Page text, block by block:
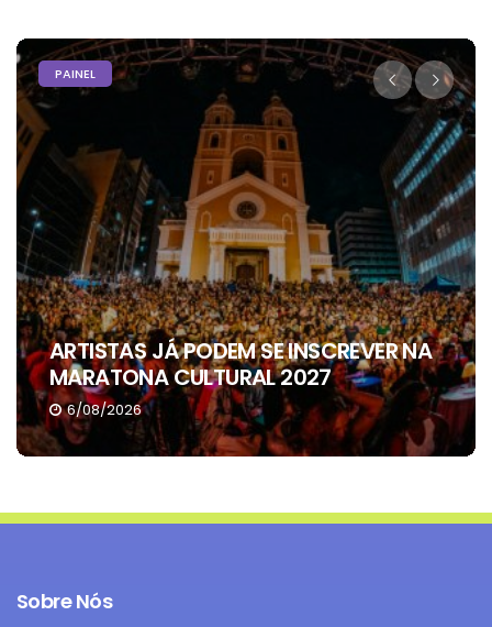
PODER
ALEXANDRE RECEBE APOIO DE SEIS
VEREADORES DE ARAGUAÍNA
4/08/2026
Sobre Nós